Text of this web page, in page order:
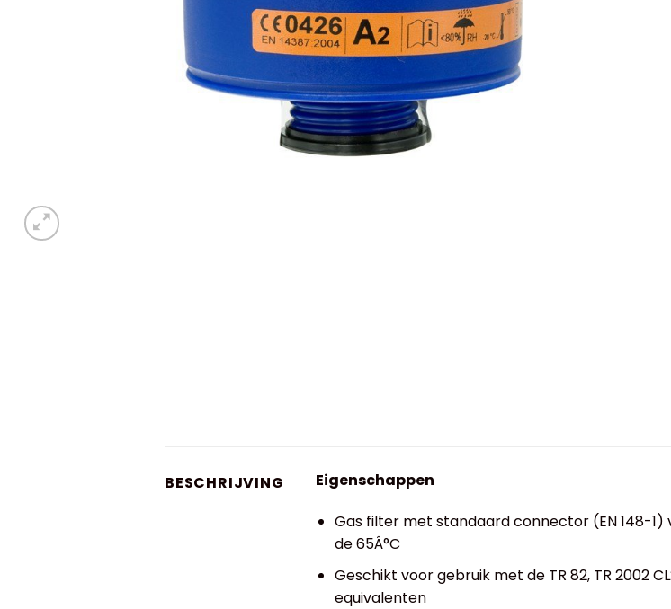
BESCHRIJVING
Eigenschappen
Gas filter met standaard connector (EN 148-
de 65Â°C
Geschikt voor gebruik met de TR 82, TR 2002
equivalenten